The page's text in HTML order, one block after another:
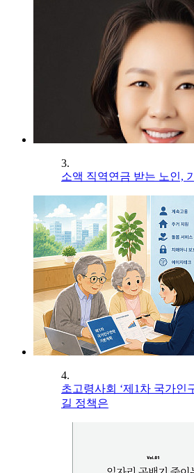
3.
소액 직역연금 받는 노인,
4.
초고령사회 ‘제1차 국가인
길 정책은